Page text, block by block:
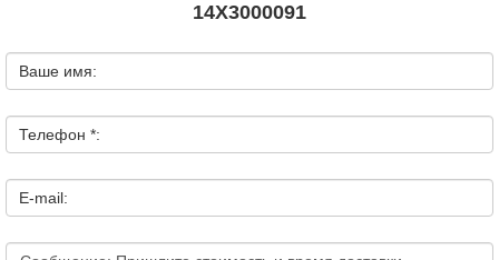
14X3000091
Ваше имя:
Телефон *:
E-mail: